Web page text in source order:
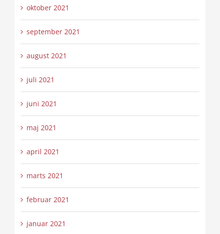
oktober 2021
september 2021
august 2021
juli 2021
juni 2021
maj 2021
april 2021
marts 2021
februar 2021
januar 2021